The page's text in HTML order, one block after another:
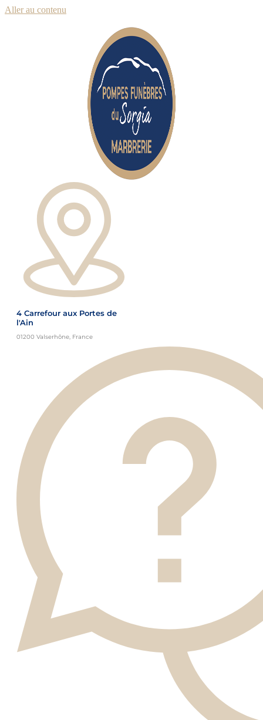
Aller au contenu
4 Carrefour aux Portes de
l'Ain
01200 Valserhône, France